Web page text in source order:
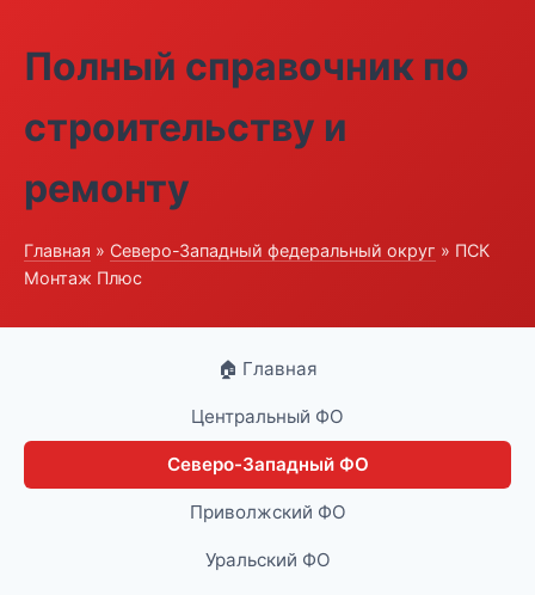
Полный справочник по
строительству и
ремонту
Главная » Северо-Западный федеральный округ » ПСК
Монтаж Плюс
🏠 Главная
Центральный ФО
Северо-Западный ФО
Приволжский ФО
Уральский ФО